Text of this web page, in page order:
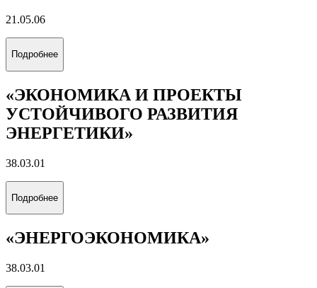
21.05.06
Подробнее
«ЭКОНОМИКА И ПРОЕКТЫ
УСТОЙЧИВОГО РАЗВИТИЯ
ЭНЕРГЕТИКИ»
38.03.01
Подробнее
«ЭНЕРГОЭКОНОМИКА»
38.03.01